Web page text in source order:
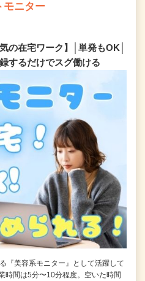
モニター
の在宅ワーク】│単発もOK│
するだけでスグ働ける
『美容系モニター』として活躍して
時間は5分〜10分程度。空いた時間